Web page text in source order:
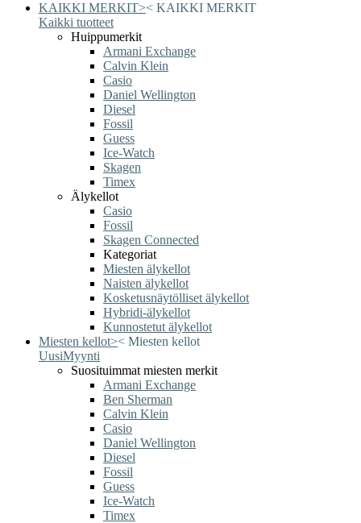
KAIKKI MERKIT>< KAIKKI MERKIT
Kaikki tuotteet
Huippumerkit
Armani Exchange
Calvin Klein
Casio
Daniel Wellington
Diesel
Fossil
Guess
Ice-Watch
Skagen
Timex
Älykellot
Casio
Fossil
Skagen Connected
Kategoriat
Miesten älykellot
Naisten älykellot
Kosketusnäytölliset älykellot
Hybridi-älykellot
Kunnostetut älykellot
Miesten kellot>< Miesten kellot
UusiMyynti
Suosituimmat miesten merkit
Armani Exchange
Ben Sherman
Calvin Klein
Casio
Daniel Wellington
Diesel
Fossil
Guess
Ice-Watch
Timex